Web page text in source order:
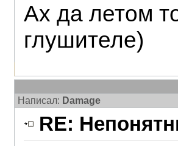
Ах да летом
глушителе)
Написал: Damage
RE: